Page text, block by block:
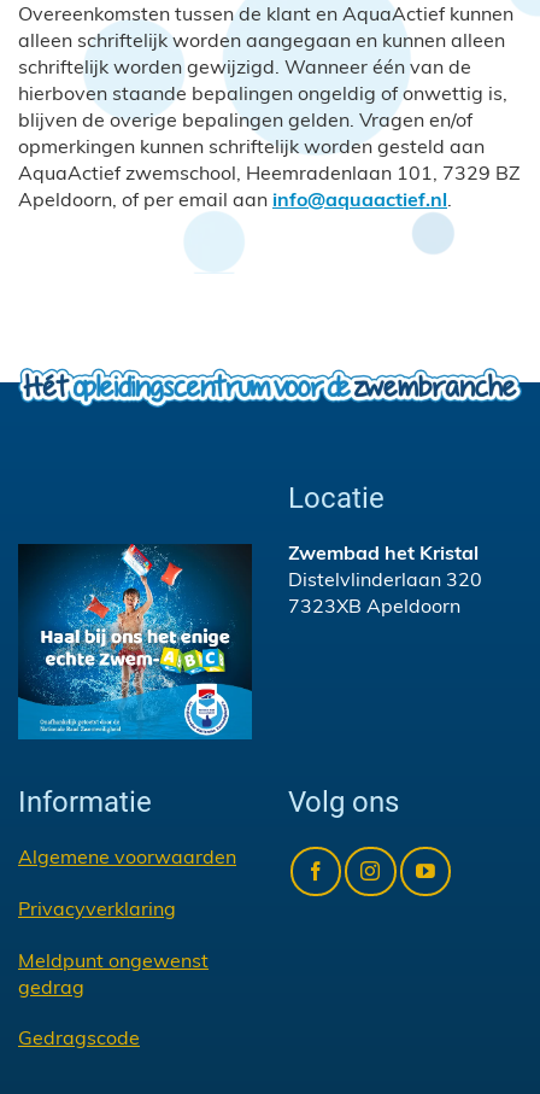
Overeenkomsten tussen de klant en AquaActief kunnen
alleen schriftelijk worden aangegaan en kunnen alleen
schriftelijk worden gewijzigd. Wanneer één van de
hierboven staande bepalingen ongeldig of onwettig is,
blijven de overige bepalingen gelden. Vragen en/of
opmerkingen kunnen schriftelijk worden gesteld aan
AquaActief zwemschool, Heemradenlaan 101, 7329 BZ
Apeldoorn, of per email aan info@aquaactief.nl.
Locatie
Zwembad het Kristal
Distelvlinderlaan 320
7323XB Apeldoorn
Informatie
Algemene voorwaarden
Privacyverklaring
Meldpunt ongewenst
gedrag
Gedragscode
Volg ons